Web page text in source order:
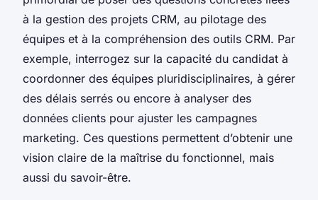
à la gestion des projets CRM, au pilotage des
équipes et à la compréhension des outils CRM. Par
exemple, interrogez sur la capacité du candidat à
coordonner des équipes pluridisciplinaires, à gérer
des délais serrés ou encore à analyser des
données clients pour ajuster les campagnes
marketing. Ces questions permettent d’obtenir une
vision claire de la maîtrise du fonctionnel, mais
aussi du savoir-être.